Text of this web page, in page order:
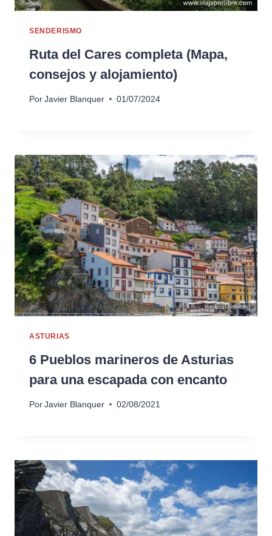
SENDERISMO
Ruta del Cares completa (Mapa,
consejos y alojamiento)
Por Javier Blanquer 01/07/2024
ASTURIAS
6 Pueblos marineros de Asturias
para una escapada con encanto
Por Javier Blanquer 02/08/2021